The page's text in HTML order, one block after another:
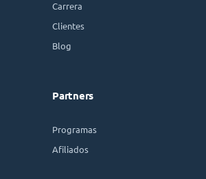
Carrera
Clientes
Blog
Partners
Programas
Afiliados